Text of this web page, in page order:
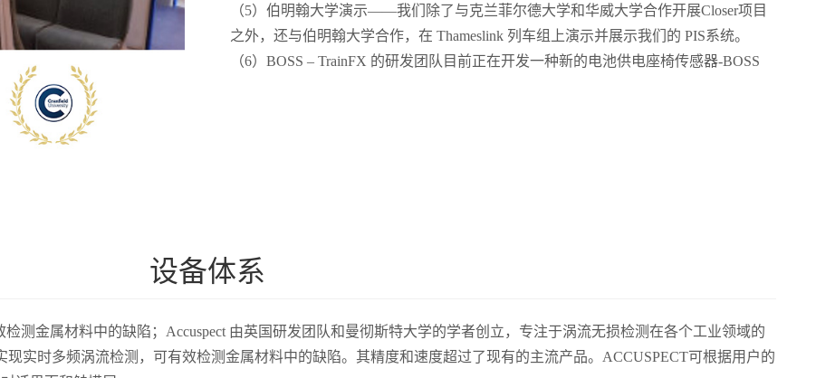
（5）伯明翰大学演示——我们除了与克兰菲尔德大学和华威大学合作开展Closer项目
之外，还与伯明翰大学合作，在 Thameslink 列车组上演示并展示我们的 PIS系统。
（6）BOSS – TrainFX 的研发团队目前正在开发一种新的电池供电座椅传感器-BOSS
设备体系
测金属材料中的缺陷；Accuspect 由英国研发团队和曼彻斯特大学的学者创立，专注于涡流无损检测在各个工业领域的
实时多频涡流检测，可有效检测金属材料中的缺陷。其精度和速度超过了现有的主流产品。ACCUSPECT可根据用户的